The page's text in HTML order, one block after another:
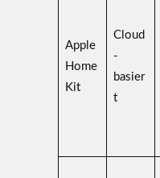
Apple
Home
Kit
Cloud
-
basier
t